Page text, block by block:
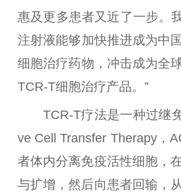
惠及更多患者又近了一步。
注射液能够加快推进成为中
细胞治疗药物，冲击成为全
TCR-T细胞治疗产品。”
TCR-T疗法是一种过继
ve Cell Transfer Therapy，
者体内分离免疫活性细胞，
与扩增，然后向患者回输，